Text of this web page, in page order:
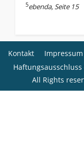
5ebenda, Seite 15
Kontakt Impressum
All Rights